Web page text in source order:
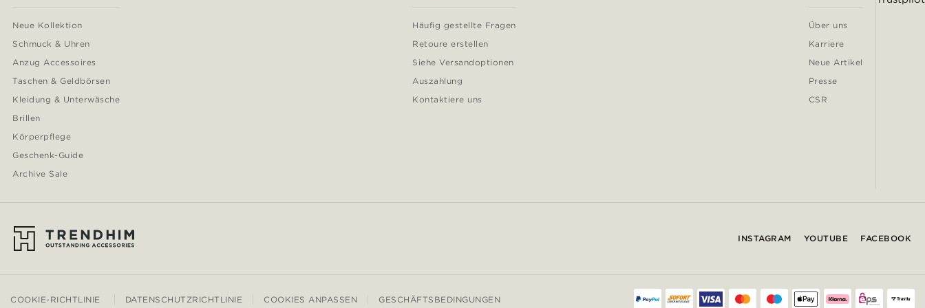
Neue Kollektion
Schmuck & Uhren
Anzug Accessoires
Taschen & Geldbörsen
Kleidung & Unterwäsche
Brillen
Körperpflege
Geschenk-Guide
Archive Sale
Häufig gestellte Fragen
Retoure erstellen
Siehe Versandoptionen
Auszahlung
Kontaktiere uns
Über uns
Karriere
Neue Artikel
Presse
CSR
INSTAGRAM YOUTUBE FACEBOOK
COOKIE-RICHTLINIE DATENSCHUTZRICHTLINIE COOKIES ANPASSEN GESCHÄFTSBEDINGUNGEN